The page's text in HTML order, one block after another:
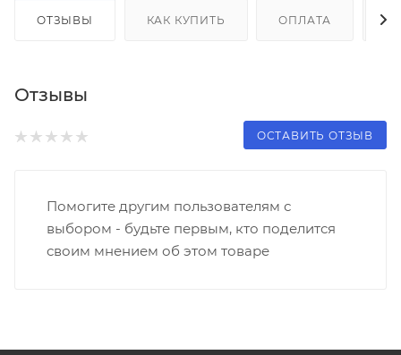
ОТЗЫВЫ КАК КУПИТЬ ОПЛАТА
Отзывы
ОСТАВИТЬ ОТЗЫВ
Помогите другим пользователям с
выбором - будьте первым, кто поделится
своим мнением об этом товаре